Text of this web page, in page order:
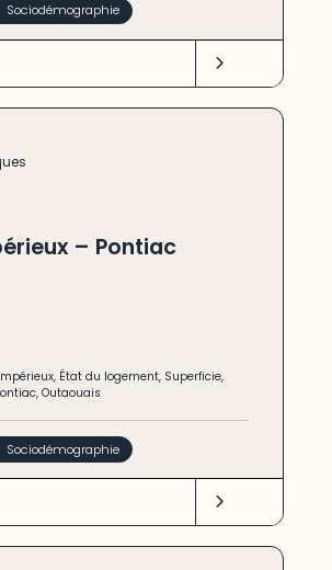
Sociodémographie
– Pontiac
, État du logement, Superficie,
, Outaouais
Sociodémographie